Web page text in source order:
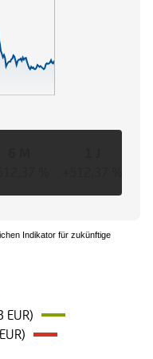
Indikator für zukünftige
EUR)